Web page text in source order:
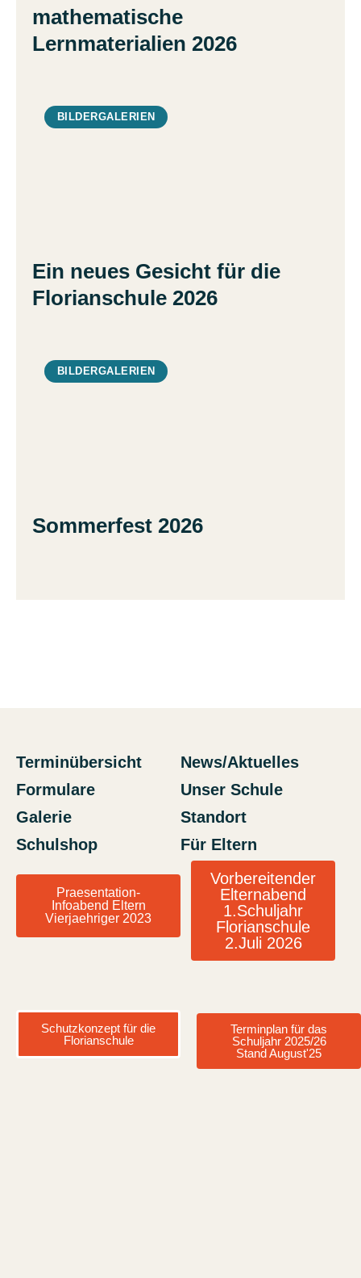
mathematische
Lernmaterialien 2026
BILDERGALERIEN
Ein neues Gesicht für die
Florianschule 2026
BILDERGALERIEN
Sommerfest 2026
Terminübersicht
Formulare
Galerie
Schulshop
Praesentation-
Infoabend Eltern
Vierjaehriger 2023
Schutzkonzept für die
Florianschule
News/Aktuelles
Unser Schule
Standort
Für Eltern
Vorbereitender
Elternabend
1.Schuljahr
Florianschule
2.Juli 2026
Terminplan für das
Schuljahr 2025/26
Stand August'25